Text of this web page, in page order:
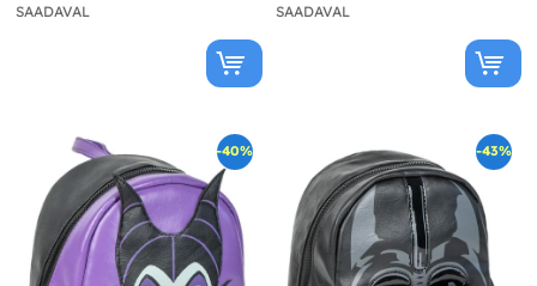
SAADAVAL SAADAVAL
-40% -43%